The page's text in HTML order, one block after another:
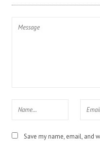
Save my name, email, and